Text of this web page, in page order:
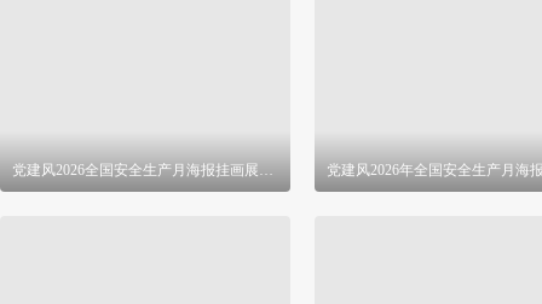
党建风2026全国安全生产月海报挂画展板 PSD